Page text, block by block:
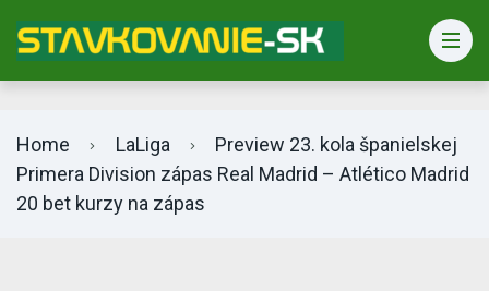
Home LaLiga
Preview 23. kola španielskej
Primera Division zápas Real Madrid – Atlético Madrid
20 bet kurzy na zápas
Bet365 info